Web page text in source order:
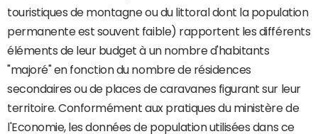
touristiques de montagne ou du littoral dont la population
permanente est souvent faible) rapportent les différents
éléments de leur budget à un nombre d'habitants
"majoré" en fonction du nombre de résidences
secondaires ou de places de caravanes figurant sur leur
territoire. Conformément aux pratiques du ministère de
l'Economie, les données de population utilisées dans ce